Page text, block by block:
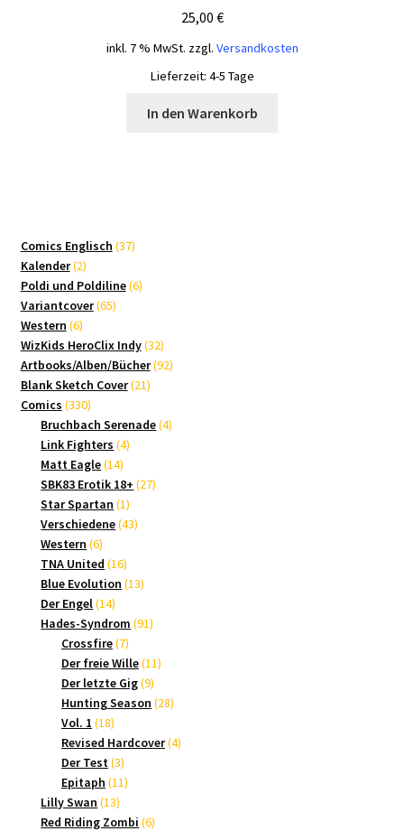
25,00 €
inkl. 7 % MwSt. zzgl. Versandkosten
Lieferzeit: 4-5 Tage
In den Warenkorb
Comics Englisch 3737
Kalender 22
Produkte
Poldi und Poldiline 66
Variantcover 6565
Western 66
Produkte
WizKids HeroClix Indy 3232
Produkte
Artbooks/Alben/Bücher 9292
Blank Sketch Cover 2121
Comics 330330
Produkte
Bruchbach Serenade 44
Link Fighters 44
Matt Eagle 1414
Produkte
SBK83 Erotik 18+ 2727
Star Spartan 11
Produkt
Verschiedene 4343
Western 66
Produkte
TNA United 1616
Produkte
Blue Evolution 1313
Der Engel 1414
Produkte
Hades-Syndrom 9191
Crossfire 77
Produkte
Der freie Wille 1111
Der letzte Gig 99
Produkte
Hunting Season 2828
Vol. 1 1818
Produkte
Revised Hardcover 44
Der Test 33
Produkte
Epitaph 1111
Lilly Swan 1313
Produkte
Red Riding Zombi 66